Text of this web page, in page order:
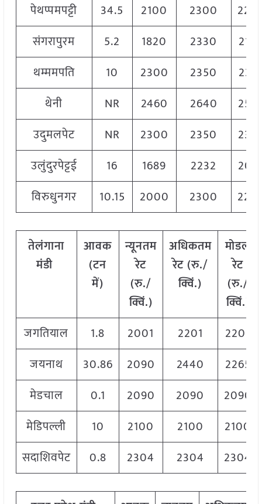
पेथप्पमपट्टी
34.5 2100 2300
संगरापुरम
5.2 1820 2330
थम्ममपति
10 2300 2350
थेनी
NR 2460 2640
उदुमलपेट
NR 2300 2350
उलुंदुरपेट्टई
16 1689 2232
विरुधुनगर
10.15 2000 2300
तेलंगाना
मंडी
आवक
(टन
में)
न्यूनतम
रेट
(रु./
क्विं.)
अधिकतम
रेट (रु./
क्विं.)
मोडल
रेट
(रु./
क्विं.)
जगतियाल
1.8 2001 2201
2201
जयनाथ
30.86 2090 2440
2265
मेडचाल
0.1 2090 2090
2090
मेडिपल्ली
10 2100 2100
2100
सदाशिवपेट
0.8 2304 2304 2304